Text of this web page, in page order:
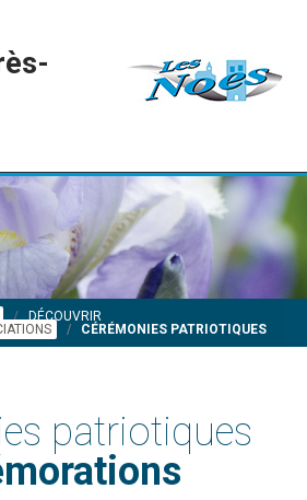
DÉCOUVRIR
CÉRÉMONIES PATRIOTIQUES
patriotiques